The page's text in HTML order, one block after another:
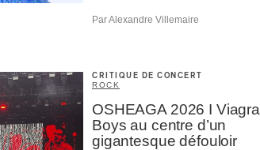
Par Alexandre Villemaire
CRITIQUE DE CONCERT
ROCK
OSHEAGA 2026 I Viagra
Boys au centre d’un
gigantesque défouloir